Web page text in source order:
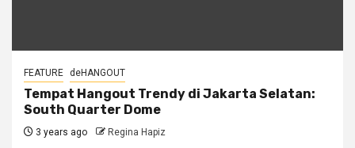
FEATURE deHANGOUT
Tempat Hangout Trendy di Jakarta Selatan:
South Quarter Dome
3 years ago Regina Hapiz